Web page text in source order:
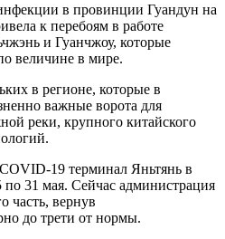
в провинции Гуандун на
к перебоям в работе
и Гуанчжоу, которые
величине в мире.
в регионе, которые в
важные ворота для
реки, крупного китайского
19 терминал Яньтянь в
31 мая. Сейчас администрация
часть, вернув
до трети от нормы.